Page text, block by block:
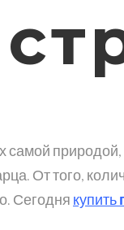
От того,
Сегодня купить